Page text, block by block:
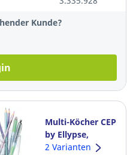
Kunde?
Multi-Köcher CEP
by Ellypse,
transparent
2 Varianten